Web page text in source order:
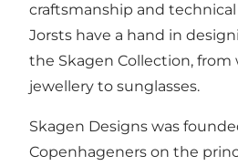
craftsmanship and
Jorsts have a hand in
the Skagen Collection, from
jewellery to sunglasses.
Skagen Designs was
Copenhageners on the